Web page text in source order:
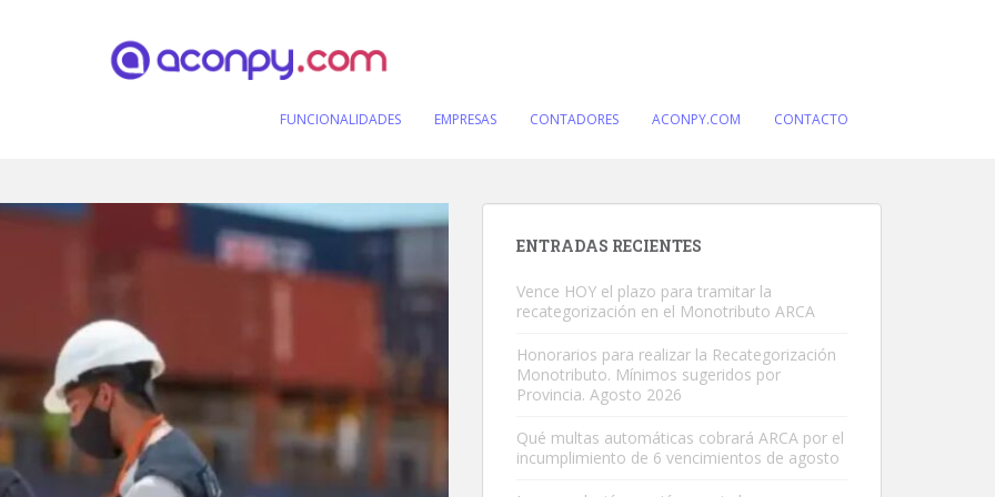
FUNCIONALIDADES EMPRESAS CONTADORES ACONPY.COM CONTACTO
ENTRADAS RECIENTES
Vence HOY el plazo para tramitar la
recategorización en el Monotributo ARCA
Honorarios para realizar la Recategorización
Monotributo. Mínimos sugeridos por
Provincia. Agosto 2026
Qué multas automáticas cobrará ARCA por el
incumplimiento de 6 vencimientos de agosto